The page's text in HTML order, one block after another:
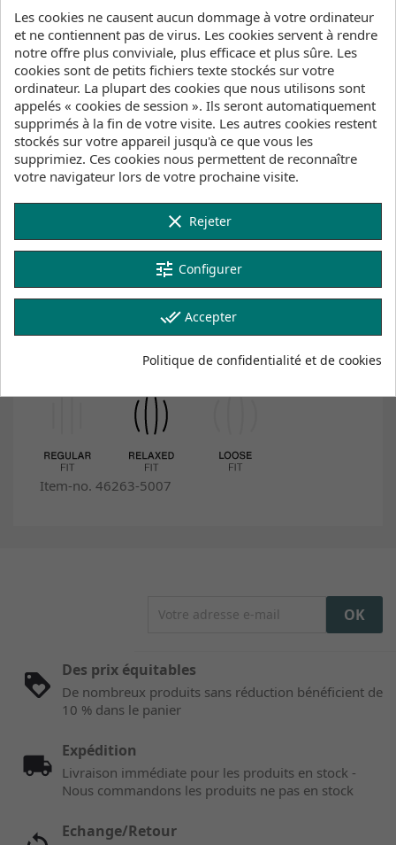
 Rupture de stock
Cliquez ici pour voir l'inventaire des produits
Description
Détails du produit
Inventaire
Le t‑shirt Graphic pour femme apporte une
vibe fraîche et déjà vécue, idéale autant pour
les sorties bord de mer que pour la ville. En
coton 100 % biologique, il est léger et agréable
contre la peau. Son effet délavé subtil lui
donne un style détendu dès le premier jour,
tandis que le petit print en relief sur la poitrine
garde l’avant simple et propre.
Matériaux
100% Coton (bio)
Item-no. 46263-5007
Des prix équitables
De nombreux produits sans réduction bénéficient de
10 % dans le panier
Expédition
Livraison immédiate pour les produits en stock -
Nous commandons les produits ne pas en stock
Echange/Retour
Les cookies ne causent aucun dommage à votre ordinateur
et ne contiennent pas de virus. Les cookies servent à rendre
notre offre plus conviviale, plus efficace et plus sûre. Les
cookies sont de petits fichiers texte stockés sur votre
ordinateur. La plupart des cookies que nous utilisons sont
appelés « cookies de session ». Ils seront automatiquement
supprimés à la fin de votre visite. Les autres cookies restent
stockés sur votre appareil jusqu'à ce que vous les
supprimiez. Ces cookies nous permettent de reconnaître
votre navigateur lors de votre prochaine visite.
clear Rejeter
tune Configurer
done_all Accepter
Politique de confidentialité et de cookies